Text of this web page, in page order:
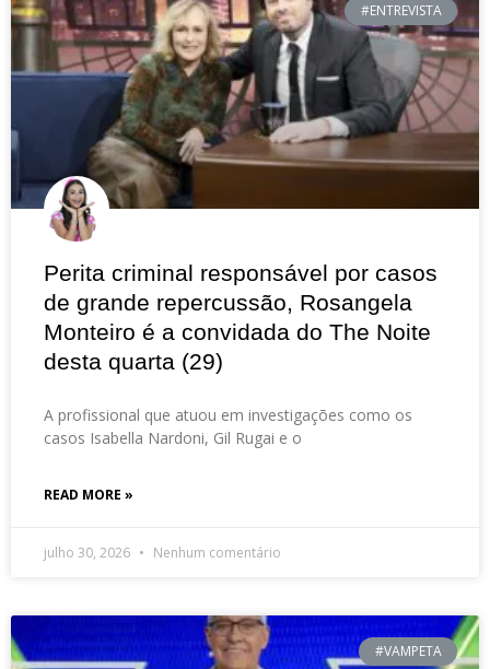
#ENTREVISTA
Perita criminal responsável por casos
de grande repercussão, Rosangela
Monteiro é a convidada do The Noite
desta quarta (29)
A profissional que atuou em investigações como os
casos Isabella Nardoni, Gil Rugai e o
READ MORE »
julho 30, 2026 Nenhum comentário
#VAMPETA